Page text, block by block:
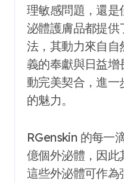
理敏感問題，還
泌體護膚品都提
法，其動力來自
義的奉獻與日益增
動完美契合，進一
的魅力。
RGenskin 的每一
億個外泌體，因此
這些外泌體可作為